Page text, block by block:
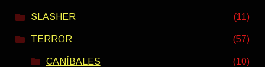
SLASHER (11)
TERROR (57)
CANÍBALES (10)